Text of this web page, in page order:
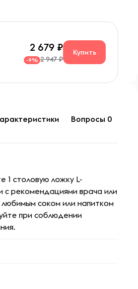
2 679
-9% 2 947 ₽
Купить
Вопросы 0
1 столовую ложку L-
с рекомендациями врача или
соком или напитком
при соблюдении